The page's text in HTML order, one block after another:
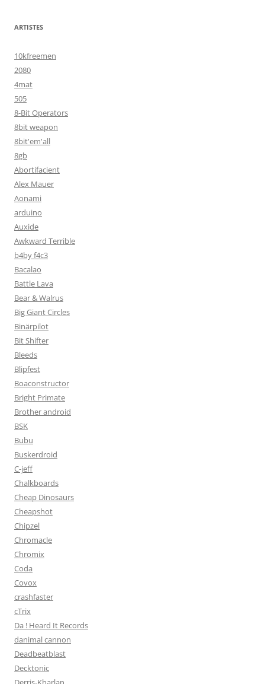
ARTISTES
10kfreemen
2080
4mat
505
8-Bit Operators
8bit weapon
8bit'em'all
8gb
Abortifacient
Alex Mauer
Aonami
arduino
Auxide
Awkward Terrible
b4by f4c3
Bacalao
Battle Lava
Bear & Walrus
Big Giant Circles
Binärpilot
Bit Shifter
Bleeds
Blipfest
Boaconstructor
Bright Primate
Brother android
BSK
Bubu
Buskerdroid
C-jeff
Chalkboards
Cheap Dinosaurs
Cheapshot
Chipzel
Chromacle
Chromix
Coda
Covox
crashfaster
cTrix
Da ! Heard It Records
danimal cannon
Deadbeatblast
Decktonic